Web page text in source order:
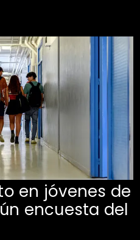
en jóvenes de
encuesta del